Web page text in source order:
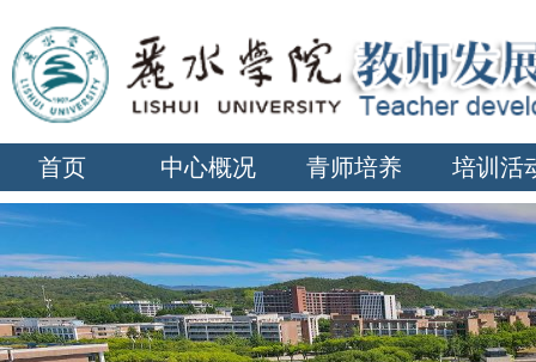
首页 中心概况 青师培养 培训活